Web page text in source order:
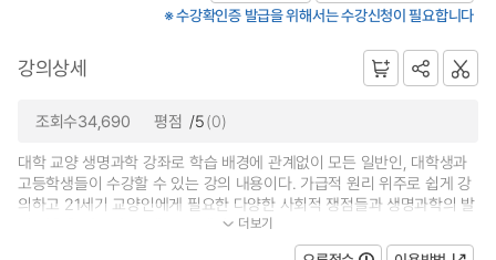
※ 수강확인증 발급을 위해서는 수강신청이 필요합니다
강의상세
조회수34,690 평점 /5(0)
대학 교양 생명과학 강좌로 학습 배경에 관계없이 모든 일반인, 대학생과
고등학생들이 수강할 수 있는 강의 내용이다. 가급적 원리 위주로 쉽게 강
의하고 21세기 교양인에게 필요한 다양한 사회적 쟁점들과 생명과학의 발
전 내용을 다룬다. 교재로는 “생명...더보기